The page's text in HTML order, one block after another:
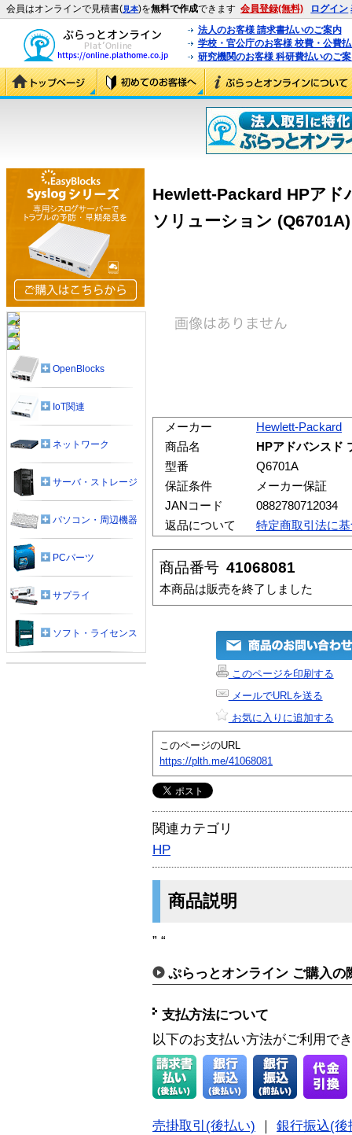
会員はオンラインで見積書(見本)を無料で作成できます 会員登録(無料) ログイン
法人のお客様 請求書払いのご案内
学校・官公庁のお客様 校費・公費
研究機関のお客様 科研費払いのご
Hewlett-Packard HPアド
ソリューション (Q6701A)
メーカー
Hewlett-Packard
商品名
HPアドバンスド
型番
Q6701A
保証条件
メーカー保証
JANコード
0882780712034
返品について
特定商取引法に
商品番号 41068081
本商品は販売を終了しました
このページを印刷する
メールでURLを送る
お気に入りに追加する
このページのURL
https://plth.me/41068081
関連カテゴリ
HP
商品説明
” “
ぷらっとオンライン ご購入の
支払方法について
以下のお支払い方法がご利用で
売掛取引(後払い)
銀行振込(後
OpenBlocks
IoT関連
ネットワーク
サーバ・ストレージ
パソコン・周辺機器
PCパーツ
サプライ
ソフト・ライセンス